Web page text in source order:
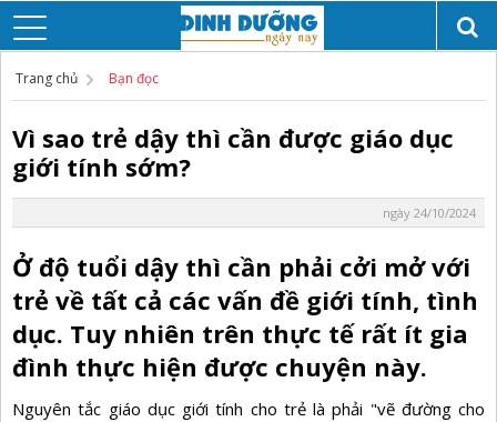
Trang chủ Bạn đọc
Vì sao trẻ dậy thì cần được giáo dục
giới tính sớm?
ngày 24/10/2024
Ở độ tuổi dậy thì cần phải cởi mở với
trẻ về tất cả các vấn đề giới tính, tình
dục. Tuy nhiên trên thực tế rất ít gia
đình thực hiện được chuyện này.
Nguyên tắc giáo dục giới tính cho trẻ là phải "vẽ đường cho